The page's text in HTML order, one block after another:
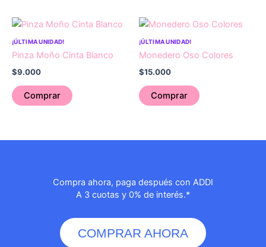
¡ÚLTIMA UNIDAD!
Pinza Moño Cinta Blanco
$9.000
Comprar
¡ÚLTIMA UNIDAD!
Monedero Oso Colores
$15.000
Comprar
Compra ahora, paga después con ADDI
A 3 cuotas y 0% de interés.*
COMPRAR AHORA